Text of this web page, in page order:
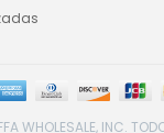
WHOLESALE, INC.